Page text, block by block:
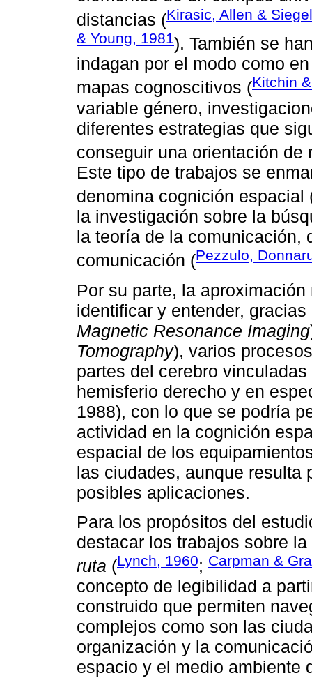
distancias (Kirasic, Allen &
& Young, 1981). También se
indagan por el modo como
mapas cognoscitivos (Kitchin
variable género,
diferentes estrategias que
conseguir una orientación de
Este tipo de trabajos se
denomina cognición espacial
la investigación sobre la
la teoría de la comunicación,
comunicación (Pezzulo,
Por su parte, la
identificar y entender,
Magnetic Resonance Imaging
Tomography), varios
partes del cerebro
hemisferio derecho y en
1988), con lo que se podría
actividad en la cognición
espacial de los
las ciudades, aunque resulta
posibles aplicaciones.
Para los propósitos del
destacar los trabajos sobre
ruta (Lynch, 1960; Carpman &
concepto de legibilidad a
construido que permiten
complejos como son las
organización y la
espacio y el medio ambiente